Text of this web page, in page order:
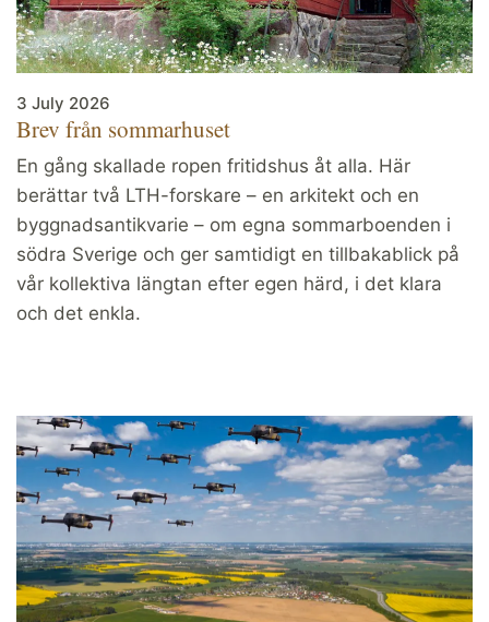
3 July 2026
Brev från sommarhuset
En gång skallade ropen fritidshus åt alla. Här
berättar två LTH-forskare – en arkitekt och en
byggnadsantikvarie – om egna sommarboenden i
södra Sverige och ger samtidigt en tillbakablick på
vår kollektiva längtan efter egen härd, i det klara
och det enkla.